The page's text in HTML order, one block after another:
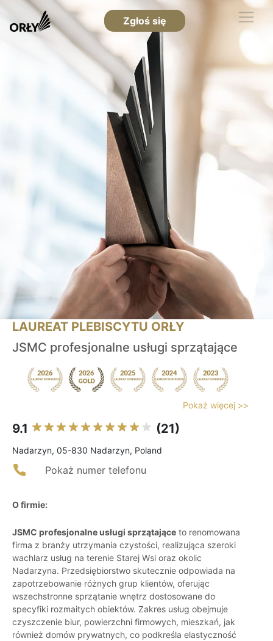
Zgłoś się
LAUREAT PLEBISCYTU ORŁY
JSMC profesjonalne usługi sprzątające
Pokaż więcej >>
9.1 (21)
Nadarzyn, 05-830 Nadarzyn, Poland
Pokaż numer telefonu
O firmie:
JSMC profesjonalne usługi sprzątające to renomowana
firma z branży utrzymania czystości, realizująca szeroki
wachlarz usług na terenie Starej Wsi oraz okolic
Nadarzyna. Przedsiębiorstwo skutecznie odpowiada na
zapotrzebowanie różnych grup klientów, oferując
wszechstronne sprzątanie wnętrz dostosowane do
specyfiki rozmaitych obiektów. Zakres usług obejmuje
czyszczenie biur, powierzchni firmowych, mieszkań, jak
również domów prywatnych, co podkreśla elastyczność